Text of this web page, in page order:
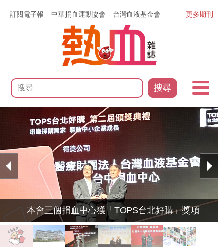
訂閱電子報 中華捐血運動協會 台灣血液基金會
搜尋
更多期刊
本會三個捐血中心獲「TOPS台北好購」獎項